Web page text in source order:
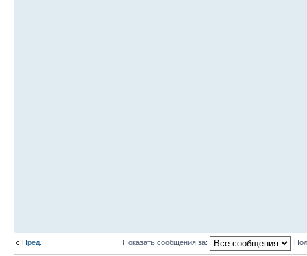
Пред. Показать сообщения за: